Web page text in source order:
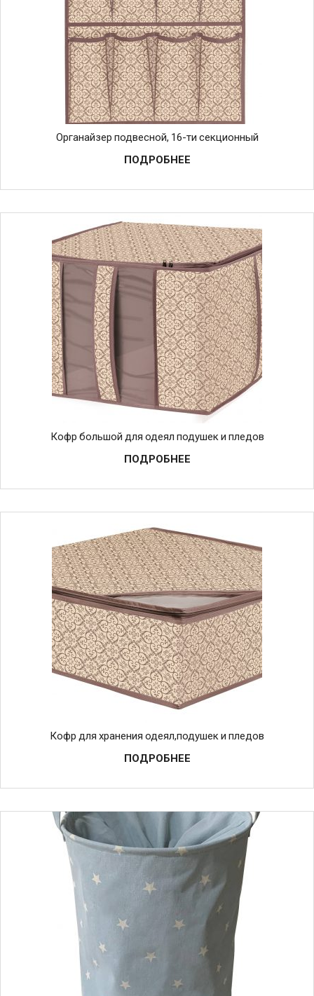
Органайзер подвесной, 16-ти секционный
ПОДРОБНЕЕ
Кофр большой для одеял подушек и пледов
ПОДРОБНЕЕ
Кофр для хранения одеял,подушек и пледов
ПОДРОБНЕЕ